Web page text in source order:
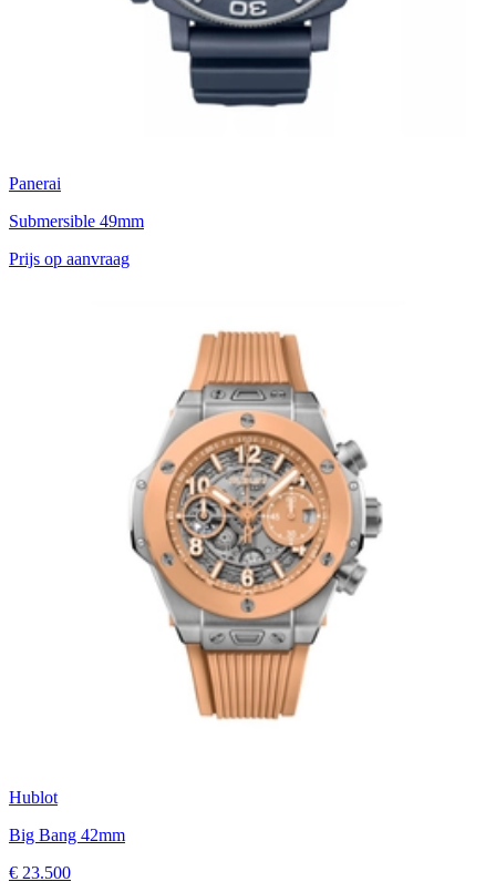
Panerai
Submersible 49mm
Prijs op aanvraag
Hublot
Big Bang 42mm
€ 23.500